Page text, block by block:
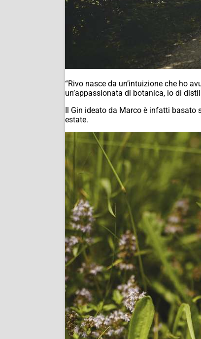
“Rivo nasce da un’intuizione che ho
un’appassionata di botanica, io di
Il Gin ideato da Marco è infatti basato
estate.